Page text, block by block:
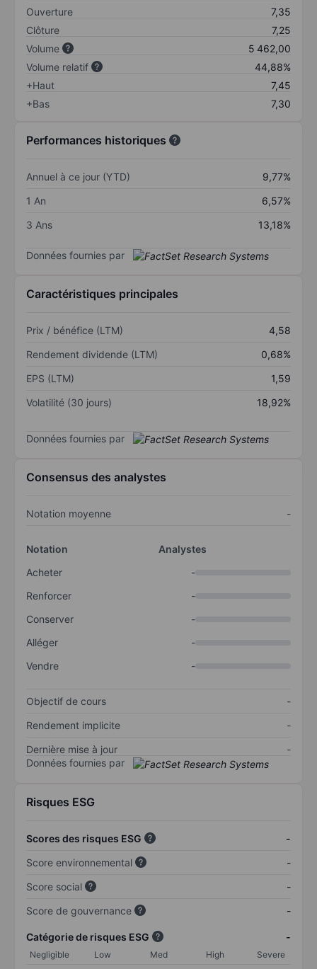
Ouverture
7,35
Clôture
7,25
Volume
5 462,00
Volume relatif
44,88%
+Haut
7,45
+Bas
7,30
Performances historiques
Annuel à ce jour (YTD)
9,77%
1 An
6,57%
3 Ans
13,18%
Données fournies par
Caractéristiques principales
Prix / bénéfice (LTM)
4,58
Rendement dividende (LTM)
0,68%
EPS (LTM)
1,59
Volatilité (30 jours)
18,92%
Données fournies par
Consensus des analystes
Notation moyenne -
Notation
Analystes
Acheter
-
Renforcer
-
Conserver
-
Alléger
-
Vendre
-
Objectif de cours
-
Rendement implicite
-
Dernière mise à jour
-
Données fournies par
Risques ESG
Scores des risques ESG
-
Score environnemental
-
Score social
-
Score de gouvernance
-
Catégorie de risques ESG -
Negligible Low Med High
Severe